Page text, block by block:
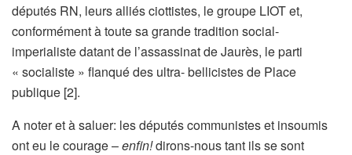
députés RN, leurs alliés ciottistes, le groupe LIOT et,
conformément à toute sa grande tradition social-
imperialiste datant de l’assassinat de Jaurès, le parti
« socialiste » flanqué des ultra- bellicistes de Place
publique [2].
A noter et à saluer: les députés communistes et insoumis
ont eu le courage –enfin!dirons-nous tant ils se sont